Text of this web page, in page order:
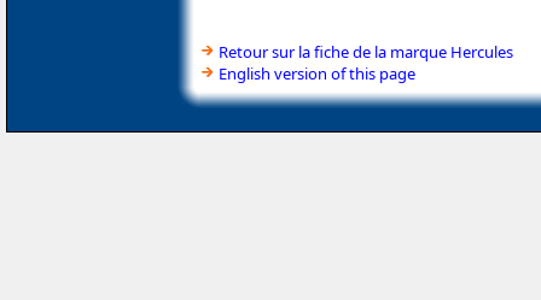
Retour sur la fiche de la marque Hercules
English version of this page